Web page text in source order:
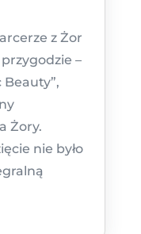
z Żor
–
Żory.
nie było